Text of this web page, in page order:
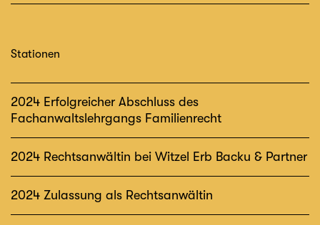
Stationen
2024 Erfolgreicher Abschluss des
Fachanwaltslehrgangs Familienrecht
2024 Rechtsanwältin bei Witzel Erb Backu & Partner
2024 Zulassung als Rechtsanwältin